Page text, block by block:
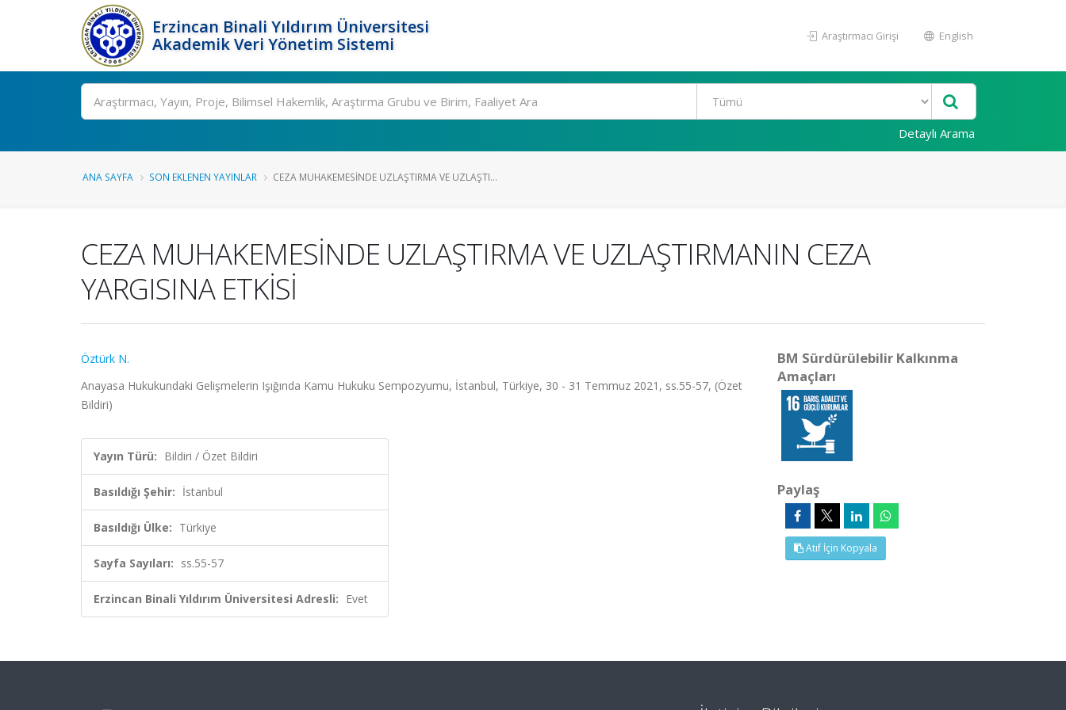
Erzincan Binali Yıldırım Üniversitesi
Akademik Veri Yönetim Sistemi
Araştırmacı Girişi English
Ara
Detaylı Arama
ANA SAYFA SON EKLENEN YAYINLAR CEZA MUHAKEMESİNDE UZLAŞTIRMA VE UZLAŞTI...
CEZA MUHAKEMESİNDE UZLAŞTIRMA VE UZLAŞTIRMANIN CEZA
YARGISINA ETKİSİ
Öztürk N.
Anayasa Hukukundaki Gelişmelerin Işığında Kamu Hukuku Sempozyumu, İstanbul, Türkiye, 30 - 31 Temmuz 2021, ss.55-57, (Özet
Bildiri)
Yayın Türü: Bildiri / Özet Bildiri
Basıldığı Şehir: İstanbul
Basıldığı Ülke: Türkiye
Sayfa Sayıları: ss.55-57
Erzincan Binali Yıldırım Üniversitesi Adresli: Evet
BM Sürdürülebilir Kalkınma
Amaçları
Paylaş
Atıf İçin Kopyala